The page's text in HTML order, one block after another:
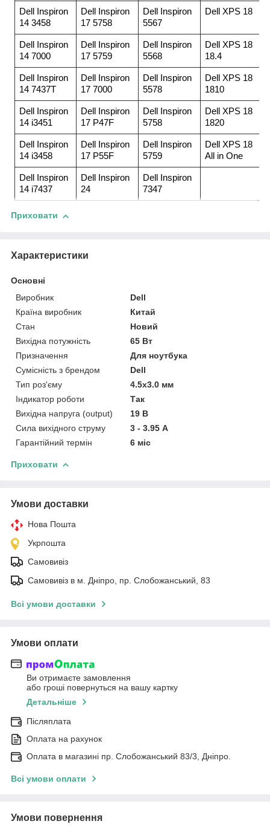
Dell Inspiron
14 3458
Dell Inspiron
17 5758
Dell Inspiron
5567
Dell XPS 18
Dell Inspiron
14 7000
Dell Inspiron
17 5759
Dell Inspiron
5568
Dell XPS 18
18.4
Dell Inspiron
14 7437T
Dell Inspiron
17 7000
Dell Inspiron
5578
Dell XPS 18
1810
Dell Inspiron
14 i3451
Dell Inspiron
17 P47F
Dell Inspiron
5758
Dell XPS 18
1820
Dell Inspiron
14 i3458
Dell Inspiron
17 P55F
Dell Inspiron
5759
Dell XPS 18
All in One
Dell Inspiron
14 i7437
Dell Inspiron
24
Dell Inspiron
7347
Приховати
Характеристики
Основні
Виробник
Dell
Країна виробник
Китай
Стан
Новий
Вихідна потужність
65 Вт
Призначення
Для ноутбука
Сумісність з брендом
Dell
Тип роз'єму
4.5x3.0 мм
Індикатор роботи
Так
Вихідна напруга (output)
19 В
Сила вихідного струму
3 - 3.95 А
Гарантійний термін
6 міс
Приховати
Умови доставки
Нова Пошта
Укрпошта
Самовивіз
Самовивіз в м. Дніпро, пр. Слобожанський, 83
Всі умови доставки
Умови оплати
Ви отримаєте замовлення
або гроші повернуться на вашу картку
Детальніше
Післяплата
Оплата на рахунок
Оплата в магазині пр. Слобожанський 83/3, Дніпро.
Всі умови оплати
Умови повернення